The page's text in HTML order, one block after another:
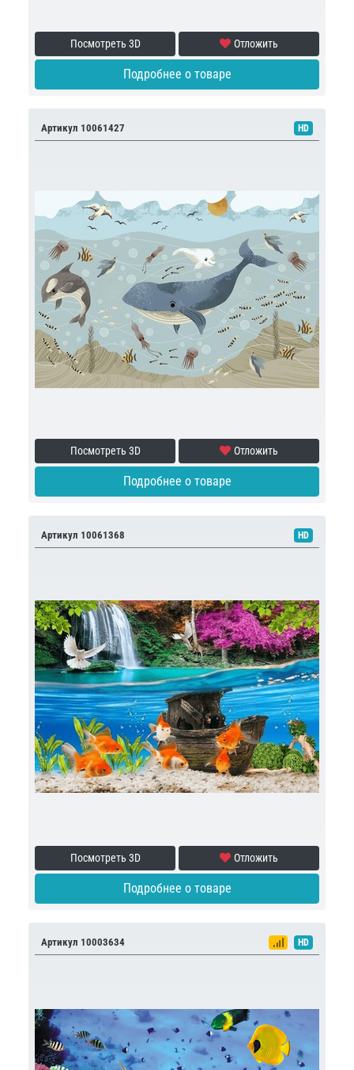
Посмотреть 3D Отложить
Подробнее о товаре
Артикул 10061427 HD
Посмотреть 3D Отложить
Подробнее о товаре
Артикул 10061368 HD
Посмотреть 3D Отложить
Подробнее о товаре
Артикул 10003634 HD